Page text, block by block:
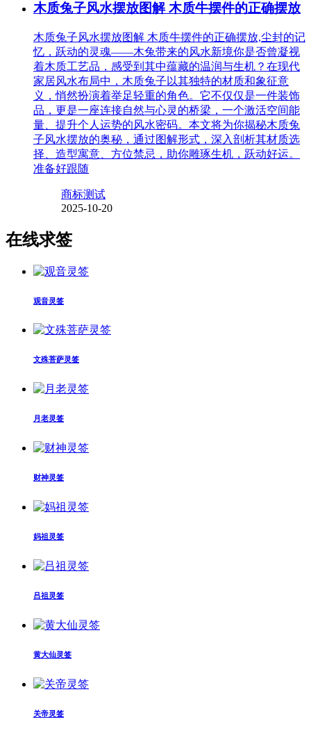
木质兔子风水摆放图解 木质牛摆件的正确摆放
木质兔子风水摆放图解 木质牛摆件的正确摆放,尘封的记
忆，跃动的灵魂——木兔带来的风水新境你是否曾凝视
着木质工艺品，感受到其中蕴藏的温润与生机？在现代
家居风水布局中，木质兔子以其独特的材质和象征意
义，悄然扮演着举足轻重的角色。它不仅仅是一件装饰
品，更是一座连接自然与心灵的桥梁，一个激活空间能
量、提升个人运势的风水密码。本文将为你揭秘木质兔
子风水摆放的奥秘，通过图解形式，深入剖析其材质选
择、造型寓意、方位禁忌，助你雕琢生机，跃动好运。
准备好跟随
商标测试
2025-10-20
在线求签
观音灵签
文殊菩萨灵签
月老灵签
财神灵签
妈祖灵签
吕祖灵签
黄大仙灵签
关帝灵签